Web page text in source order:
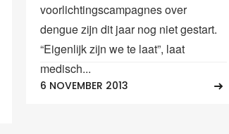
voorlichtingscampagnes over
dengue zijn dit jaar nog niet gestart.
“Eigenlijk zijn we te laat”, laat
medisch...
6 NOVEMBER 2013